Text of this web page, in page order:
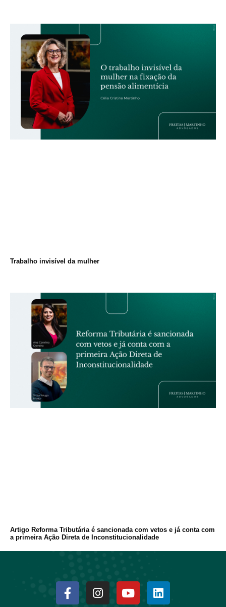
Trabalho invisível da mulher
Artigo Reforma Tributária é sancionada com vetos e já conta com
a primeira Ação Direta de Inconstitucionalidade